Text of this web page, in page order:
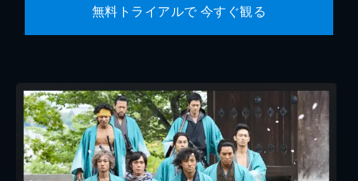
無料トライアルで 今すぐ観る